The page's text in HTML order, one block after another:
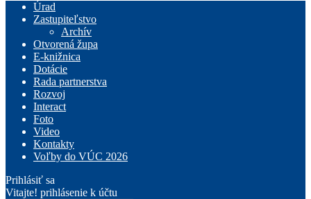
Úrad
Zastupiteľstvo
Archív
Otvorená župa
E-knižnica
Dotácie
Rada partnerstva
Rozvoj
Interact
Foto
Video
Kontakty
Voľby do VÚC 2026
Prihlásiť sa
Vitajte! prihlásenie k účtu